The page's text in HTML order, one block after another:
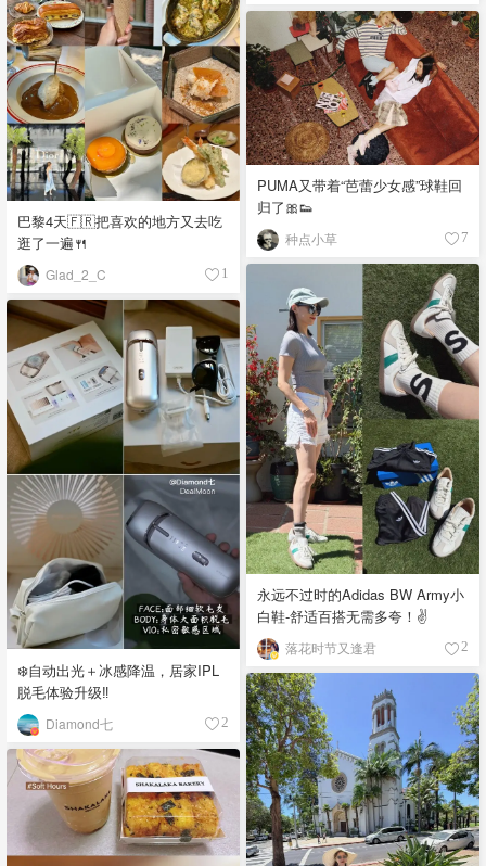
巴黎4天🇫🇷把喜欢的地方又去吃
逛了一遍🍴
Glad_2_C 1
PUMA又带着“芭蕾少女感”球鞋回
归了🎀👟
种点小草 7
永远不过时的Adidas BW Army小
白鞋-舒适百搭无需多夸！✌️
落花时节又逢君 2
❄️自动出光＋冰感降温，居家IPL
脱毛体验升级‼️
Diamond七 2